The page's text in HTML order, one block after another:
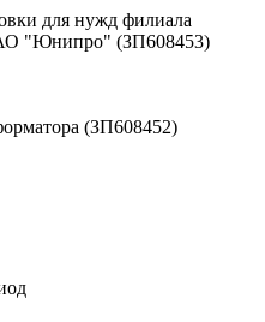
для нужд филиала
"Юнипро" (ЗП608453)
(ЗП608452)